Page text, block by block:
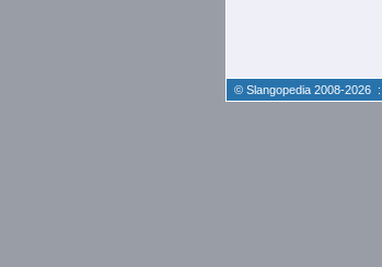
© Slangopedia 2008-2026 :